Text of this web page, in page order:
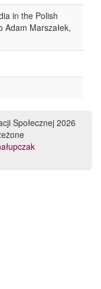
in the Polish
Adam Marszałek,
Społecznej 2026